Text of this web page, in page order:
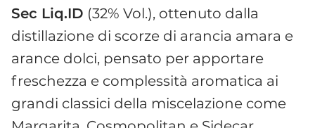
Sec Liq.ID (32% Vol.), ottenuto dalla
distillazione di scorze di arancia amara e
arance dolci, pensato per apportare
freschezza e complessità aromatica ai
grandi classici della miscelazione come